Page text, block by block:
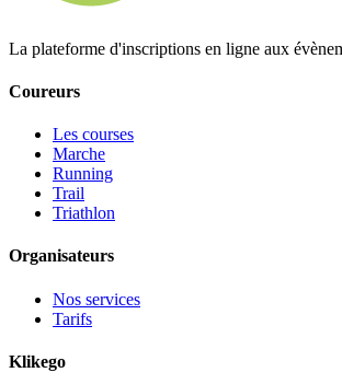
La plateforme d'inscriptions en ligne aux
Coureurs
Les courses
Marche
Running
Trail
Triathlon
Organisateurs
Nos services
Tarifs
Klikego